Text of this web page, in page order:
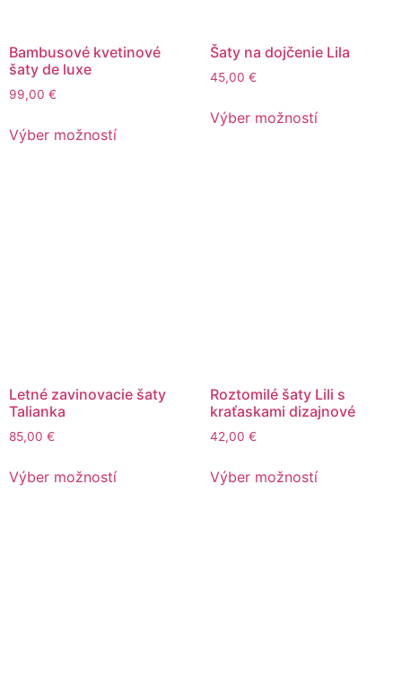
Bambusové kvetinové
šaty de luxe
99,00 €
Výber možností
Šaty na dojčenie Lila
45,00 €
Výber možností
Letné zavinovacie šaty
Talianka
85,00 €
Výber možností
Roztomilé šaty Lili s
kraťaskami dizajnové
42,00 €
Výber možností